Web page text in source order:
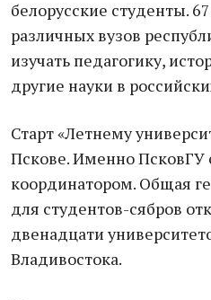
белорусские студенты.
различных вузов
изучать педагогику,
другие науки в
Старт «Летнему
Пскове. Именно ПсковГУ
координатором. Общая
для студентов-сябров
двенадцати
Владивостока.